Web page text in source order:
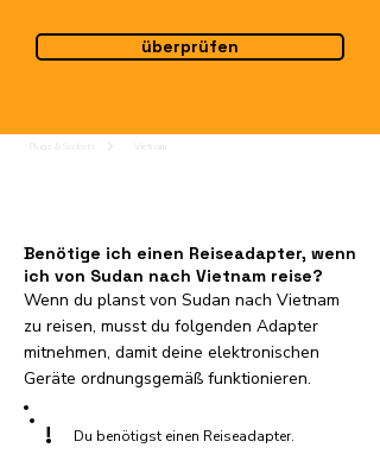
überprüfen
Benötige ich einen Reiseadapter, wenn
ich von Sudan nach Vietnam reise?
Wenn du planst von Sudan nach Vietnam
zu reisen, musst du folgenden Adapter
mitnehmen, damit deine elektronischen
Geräte ordnungsgemäß funktionieren.
! Du benötigst einen Reiseadapter.